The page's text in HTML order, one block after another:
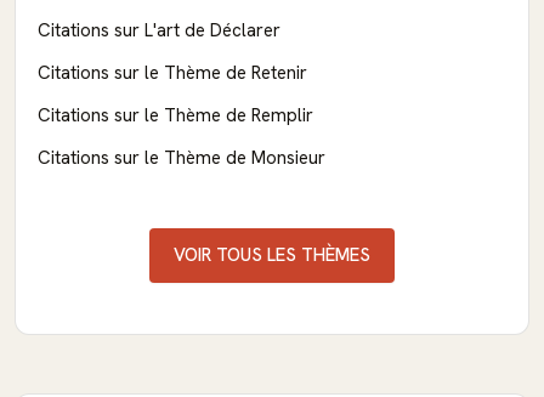
Citations sur L'art de Déclarer
Citations sur le Thème de Retenir
Citations sur le Thème de Remplir
Citations sur le Thème de Monsieur
VOIR TOUS LES THÈMES